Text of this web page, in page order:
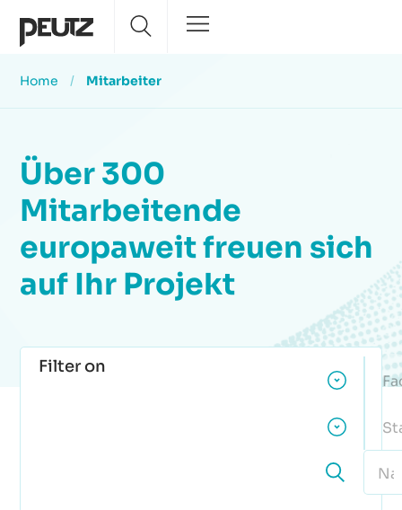
Home / Mitarbeiter
Über 300
Mitarbeitende
europaweit freuen sich
auf Ihr Projekt
Filter on